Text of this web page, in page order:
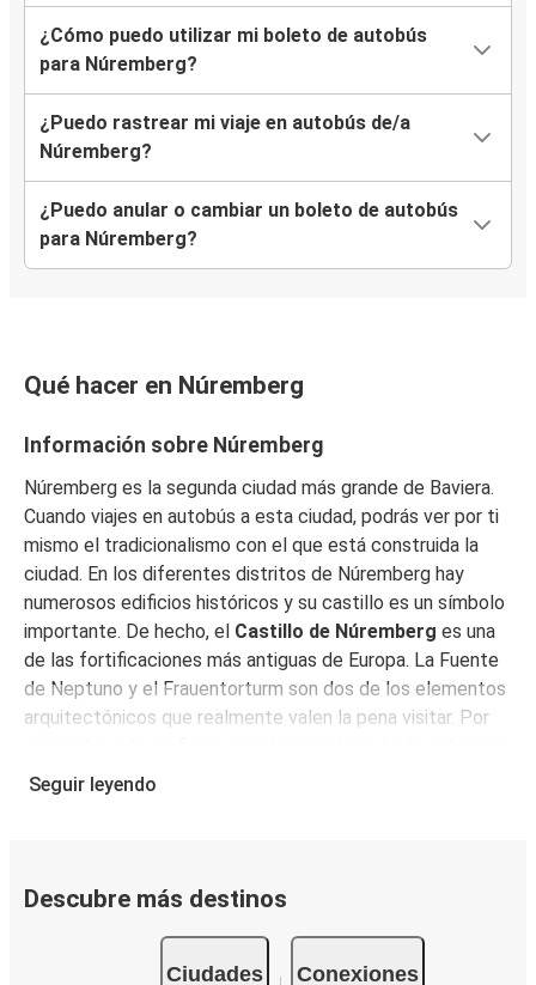
¿Cómo puedo utilizar mi boleto de autobús
para Núremberg?
¿Puedo rastrear mi viaje en autobús de/a
Núremberg?
¿Puedo anular o cambiar un boleto de autobús
para Núremberg?
Qué hacer en Núremberg
Información sobre Núremberg
Núremberg es la segunda ciudad más grande de Baviera.
Cuando viajes en autobús a esta ciudad, podrás ver por ti
mismo el tradicionalismo con el que está construida la
ciudad. En los diferentes distritos de Núremberg hay
numerosos edificios históricos y su castillo es un símbolo
importante. De hecho, el Castillo de Núremberg es una
de las fortificaciones más antiguas de Europa. La Fuente
de Neptuno y el Frauentorturm son dos de los elementos
arquitectónicos que realmente valen la pena visitar. Por
un intenso día de compras. Visita el casco histórico de la
, de estilo romano católico, situada en la
parte este del mercado principal. Siguiendo la orden del
Seguir leyendo
Descubre más destinos
Ciudades Conexiones